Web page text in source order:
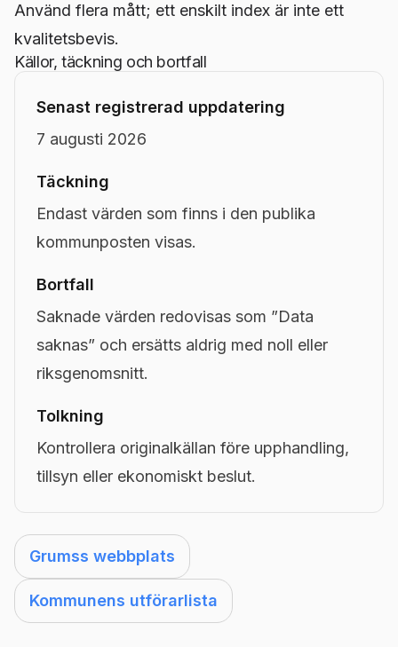
Använd flera mått; ett enskilt index är inte ett
kvalitetsbevis.
Källor, täckning och bortfall
Senast registrerad uppdatering
7 augusti 2026
Täckning
Endast värden som finns i den publika
kommunposten visas.
Bortfall
Saknade värden redovisas som ”Data
saknas” och ersätts aldrig med noll eller
riksgenomsnitt.
Tolkning
Kontrollera originalkällan före upphandling,
tillsyn eller ekonomiskt beslut.
Grumss webbplats
Kommunens utförarlista